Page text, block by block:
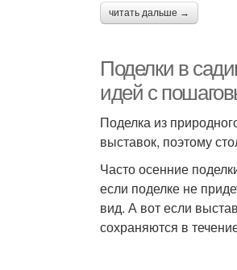
читать дальше →
Поделки в
идей с
Поделка из
выставок, поэтому
Часто осенние
если поделке не
вид. А вот если
сохраняются в